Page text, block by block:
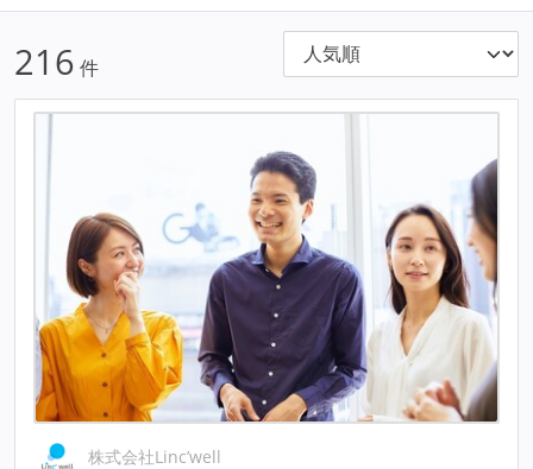
216 件
株式会社Linc’well